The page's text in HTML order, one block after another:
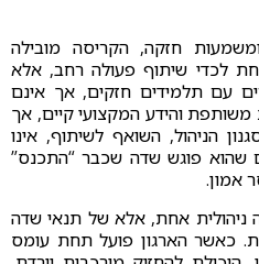
חזקה, הקריסה מובילה
לכדי שיתוף פעולה רחב, אלא
עם תלמידים חזקים, אך אינם
משותפת והידע המקצועי קיים, אך
הניהול, השואף לשיתוף, אינו
שהוא פוגש שדה שכבר “התכנס”
אמון.
ניהולית אחת, אלא של תנאי שדה
כאשר הארגון פועל תחת עומס